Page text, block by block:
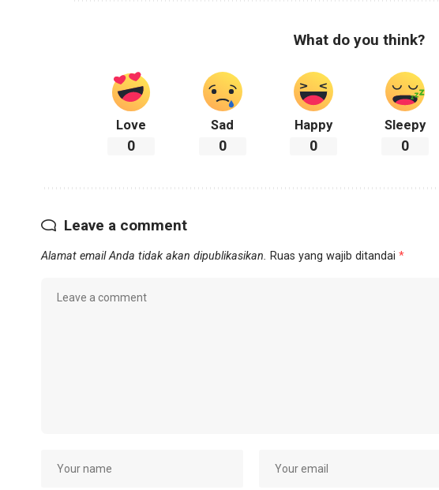
What do you think?
Love
0
Sad
0
Happy
0
Sleepy
0
Leave a comment
Alamat email Anda tidak akan dipublikasikan. Ruas yang wajib ditandai *